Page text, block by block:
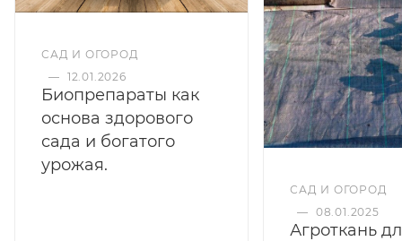
САД И ОГОРОД
— 12.01.2026
Биопрепараты как
основа здорового
сада и богатого
урожая.
САД И ОГОРОД
— 08.01.2025
Агроткань